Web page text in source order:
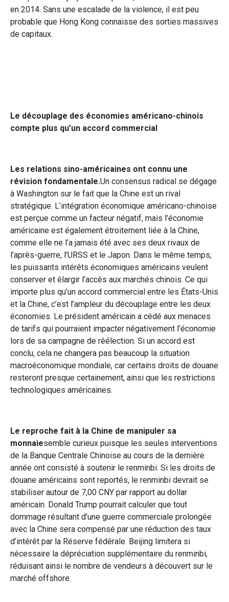
en 2014. Sans une escalade de la violence, il est peu
probable que Hong Kong connaisse des sorties massives
de capitaux.
Le découplage des économies américano-chinois
compte plus qu’un accord commercial
Les relations sino-américaines ont connu une
révision fondamentale.Un consensus radical se dégage
à Washington sur le fait que la Chine est un rival
stratégique. L’intégration économique américano-chinoise
est perçue comme un facteur négatif, mais l’économie
américaine est également étroitement liée à la Chine,
comme elle ne l’a jamais été avec ses deux rivaux de
l’après-guerre, l’URSS et le Japon. Dans le même temps,
les puissants intérêts économiques américains veulent
conserver et élargir l’accès aux marchés chinois. Ce qui
importe plus qu’un accord commercial entre les États-Unis
et la Chine, c’est l’ampleur du découplage entre les deux
économies. Le président américain a cédé aux menaces
de tarifs qui pourraient impacter négativement l’économie
lors de sa campagne de réélection. Si un accord est
conclu, cela ne changera pas beaucoup la situation
macroéconomique mondiale, car certains droits de douane
resteront presque certainement, ainsi que les restrictions
technologiques américaines.
Le reproche fait à la Chine de manipuler sa
monnaiesemble curieux puisque les seules interventions
de la Banque Centrale Chinoise au cours de la dernière
année ont consisté à soutenir le renminbi. Si les droits de
douane américains sont reportés, le renminbi devrait se
stabiliser autour de 7,00 CNY par rapport au dollar
américain. Donald Trump pourrait calculer que tout
dommage résultant d’une guerre commerciale prolongée
avec la Chine sera compensé par une réduction des taux
d’intérêt par la Réserve fédérale. Beijing limitera si
nécessaire la dépréciation supplémentaire du renminbi,
réduisant ainsi le nombre de vendeurs à découvert sur le
marché offshore.